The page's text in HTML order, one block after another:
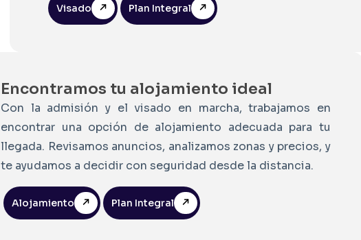
Visado Plan Integral
Encontramos tu alojamiento ideal
Con la admisión y el visado en marcha, trabajamos en
encontrar una opción de alojamiento adecuada para tu
llegada. Revisamos anuncios, analizamos zonas y precios, y
te ayudamos a decidir con seguridad desde la distancia.
Alojamiento Plan Integral